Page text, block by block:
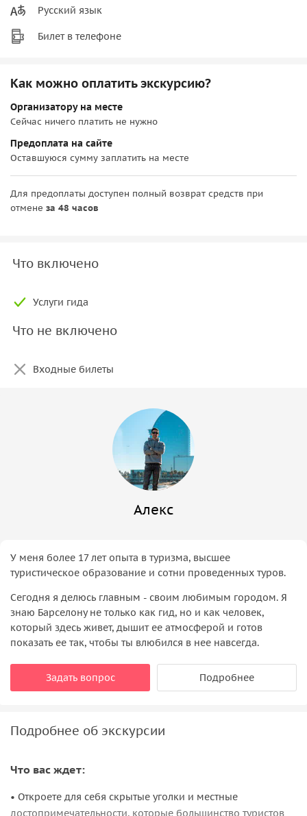
Русский язык
Билет в телефоне
Как можно оплатить экскурсию?
Организатору на месте
Сейчас ничего платить не нужно
Предоплата на сайте
Оставшуюся сумму заплатить на месте
Для предоплаты доступен полный возврат средств при
отмене за 48 часов
Что включено
Услуги гида
Что не включено
Входные билеты
Алекс
У меня более 17 лет опыта в туризма, высшее
туристическое образование и сотни проведенных туров.
Сегодня я делюсь главным - своим любимым городом. Я
знаю Барселону не только как гид, но и как человек,
который здесь живет, дышит ее атмосферой и готов
показать ее так, чтобы ты влюбился в нее навсегда.
Задать вопрос Подробнее
Подробнее об экскурсии
Что вас ждет:
• Откроете для себя скрытые уголки и местные
достопримечательности, которые большинство туристов